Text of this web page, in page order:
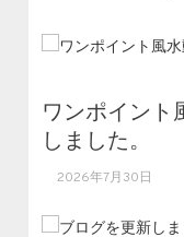
ワンポイント
しました。
2026年7月30日